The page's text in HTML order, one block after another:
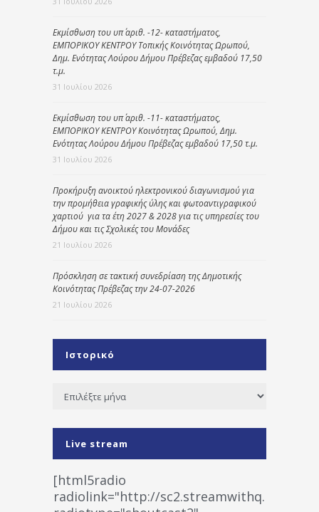
Εκμίσθωση του υπ΄ αριθ. -12- καταστήματος,
ΕΜΠΟΡΙΚΟΥ ΚΕΝΤΡΟΥ Τοπικής Κοινότητας Ωρωπού,
Δημ. Ενότητας Λούρου Δήμου Πρέβεζας εμβαδού 17,50
τ.μ.
31 Ιουλίου 2026
Εκμίσθωση του υπ΄ αριθ. -11- καταστήματος,
ΕΜΠΟΡΙΚΟΥ ΚΕΝΤΡΟΥ Κοινότητας Ωρωπού, Δημ.
Ενότητας Λούρου Δήμου Πρέβεζας εμβαδού 17,50 τ.μ.
31 Ιουλίου 2026
Προκήρυξη ανοικτού ηλεκτρονικού διαγωνισμού για
την προμήθεια γραφικής ύλης και φωτοαντιγραφικού
χαρτιού για τα έτη 2027 & 2028 για τις υπηρεσίες του
Δήμου και τις Σχολικές του Μονάδες
21 Ιουλίου 2026
Πρόσκληση σε τακτική συνεδρίαση της Δημοτικής
Κοινότητας Πρέβεζας την 24-07-2026
21 Ιουλίου 2026
Ιστορικό
Ιστορικό
Live stream
[html5radio
radiolink="http://